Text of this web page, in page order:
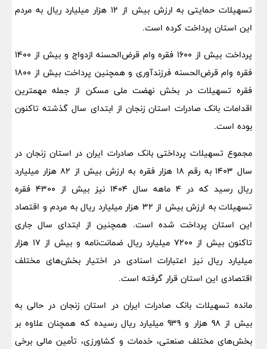
تسهیلات حمایتی به ارزش بیش از 12 هزار میلیارد ریال به مردم
این استان پرداخت کرده است.
پرداخت بیش از 1600 فقره وام قرض‌الحسنه ازدواج و بیش از 1400
فقره وام قرض‌الحسنه فرزندآوری و همچنین پرداخت بیش از 1800
فقره تسهیلات در بخش نهضت ملی مسکن از جمله مهمترین
اقدامات بانک صادرات استان زنجان از ابتدای سال گذشته تاکنون
بوده است.
مجموع تسهیلات پرداختی بانک صادرات ایران در استان زنجان در
سال 1403 به رقم 18 هزار فقره به ارزش بیش از 82 هزار میلیارد
ریال رسید که در 4 ماهه سال 1404 نیز بیش از 4300 فقره
تسهیلات به ارزش بیش از 32 هزار میلیارد ریال به مردم و اقتصاد
این استان پرداخت شده است. همچنین از ابتدای سال جاری
تاکنون بیش از 7200 میلیارد ریال ضمانت‌نامه و بیش از 17 هزار
میلیارد ریال نیز اعتبارات اسنادی در اختیار بخش‌های مختلف
اقتصادی این استان قرار گرفته است.
مانده تسهیلات بانک صادرات ایران در استان زنجان در حالی به
بیش از 98 هزار و 939 میلیارد ریال رسیده که همچنان علاوه بر
بخش‌های مختلف صنعتی، خدمات و کشاورزی، تأمین مالی برخی